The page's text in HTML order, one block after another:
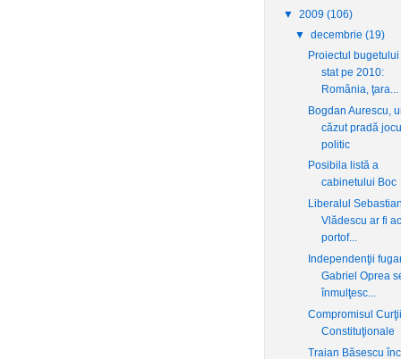
▼ 2009 (106)
▼decembrie(19)
Proiectul bugetului
stat pe 2010:
România, ţara...
Bogdan Aurescu,
căzut pradă
politic
Posibila listă a
cabinetului Boc
Liberalul Sebastian
Vlădescu ar fi
portof...
Independenţii
Gabriel Oprea
înmulţesc...
Compromisul Curţii
Constituţionale
Traian Băsescu